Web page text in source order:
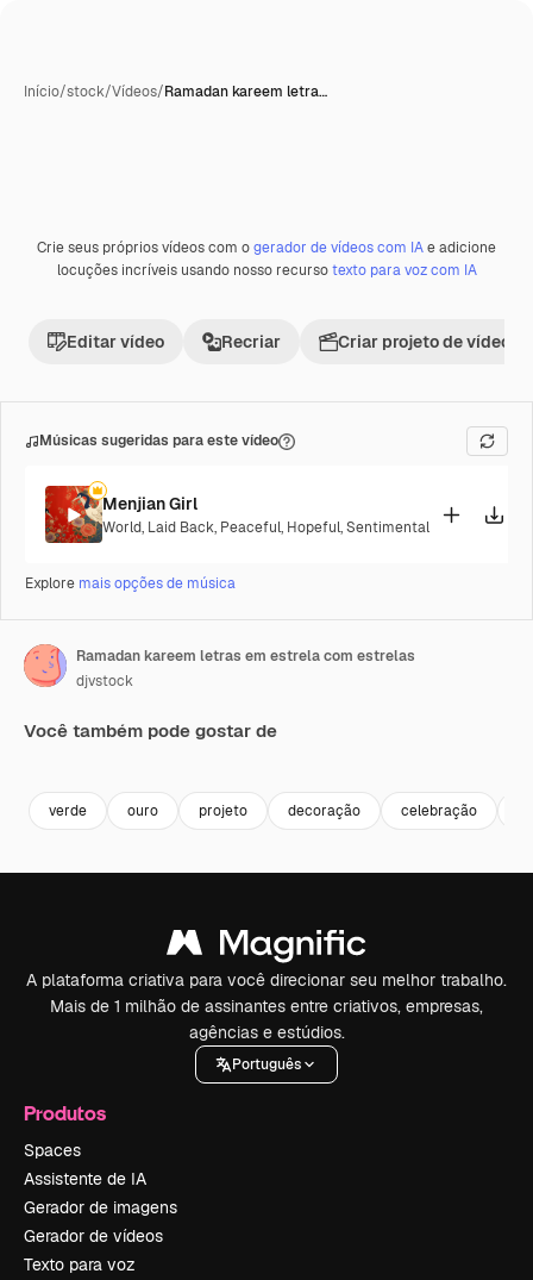
Início/stock/Vídeos/Ramadan kareem letra…
Premium
Crie seus próprios vídeos com ogerador de vídeos com IAe adicione
locuções incríveis usando nosso recursotexto para voz com IA
Editar vídeo Recriar Criar projeto de vídeo
Músicas sugeridas para este vídeo
Menjian Girl
World, Laid Back, Peaceful, Hopeful,Sentimental
Explore mais opções de música
Ramadan kareem letras em estrela com estrelas
djvstock
Você também pode gostar de
verde ouro projeto decoração celebração
A plataforma criativa para você direcionar seu melhor trabalho.
Mais de 1 milhão de assinantes entre criativos, empresas,
agências e estúdios.
Português
Produtos
Spaces
Assistente de IA
Gerador de imagens
Gerador de vídeos
Texto para voz